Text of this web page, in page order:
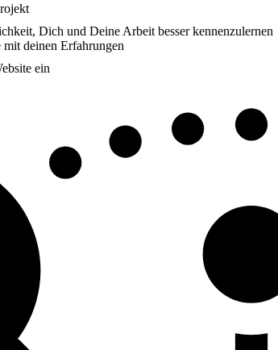
Dich und Deine Arbeit besser kennenzulernen
deinen Erfahrungen
ein